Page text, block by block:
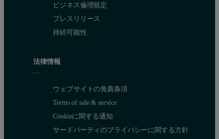
ビジネス倫理規定
プレスリリース
持続可能性
法律情報
ウェブサイトの免責条項
Terms of sale & service
Cookieに関する通知
サードパーティのプライバシーに関する方針